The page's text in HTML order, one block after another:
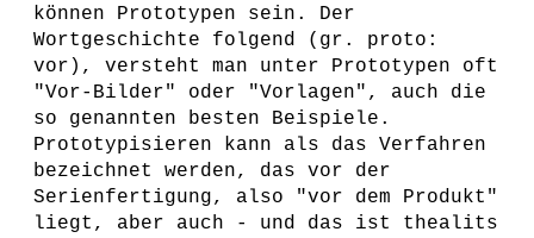
können Prototypen sein. Der
Wortgeschichte folgend (gr. proto:
vor), versteht man unter Prototypen oft
"Vor-Bilder" oder "Vorlagen", auch die
so genannten besten Beispiele.
Prototypisieren kann als das Verfahren
bezeichnet werden, das vor der
Serienfertigung, also "vor dem Produkt"
liegt, aber auch - und das ist thealits